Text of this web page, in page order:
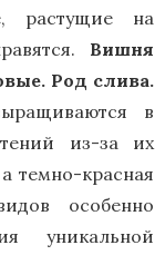
растущие на
Вишня
Род слива.
в
из-за их
темно-красная
особенно
уникальной